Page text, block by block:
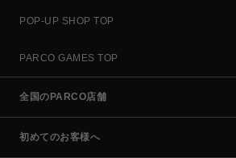
POP-UP SHOP TOP
PARCO GAMES TOP
全国のPARCO店舗
初めてのお客様へ